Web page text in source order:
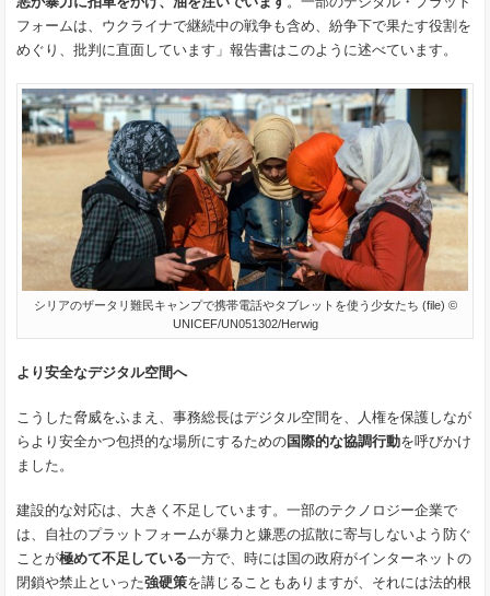
フォームは、ウクライナで継続中の戦争も含め、紛争下で果たす役割を
めぐり、批判に直面しています」報告書はこのように述べています。
シリアのザータリ難民キャンプで携帯電話やタブレットを使う少女たち (file) ©
UNICEF/UN051302/Herwig
より安全なデジタル空間へ
こうした脅威をふまえ、事務総長はデジタル空間を、人権を保護しなが
らより安全かつ包摂的な場所にするための国際的な協調行動を呼びかけ
ました。
建設的な対応は、大きく不足しています。一部のテクノロジー企業で
は、自社のプラットフォームが暴力と嫌悪の拡散に寄与しないよう防ぐ
ことが極めて不足している一方で、時には国の政府がインターネットの
閉鎖や禁止といった強硬策を講じることもありますが、それには法的根